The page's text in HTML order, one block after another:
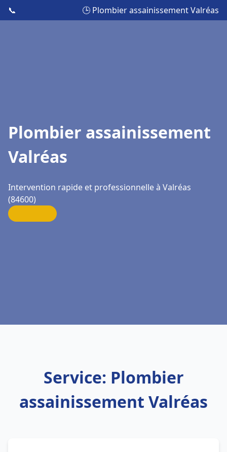
📞 🕒 Plombier assainissement Valréas
Plombier assainissement
Valréas
Intervention rapide et professionnelle à Valréas
(84600)
Service: Plombier
assainissement Valréas